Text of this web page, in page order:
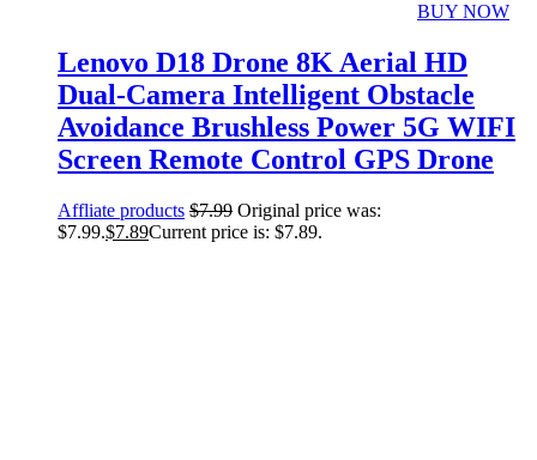
BUY NOW
Lenovo D18 Drone 8K Aerial HD
Dual-Camera Intelligent Obstacle
Avoidance Brushless Power 5G WIFI
Screen Remote Control GPS Drone
Affliate products $7.99 Original price was:
$7.99.$7.89Current price is: $7.89.